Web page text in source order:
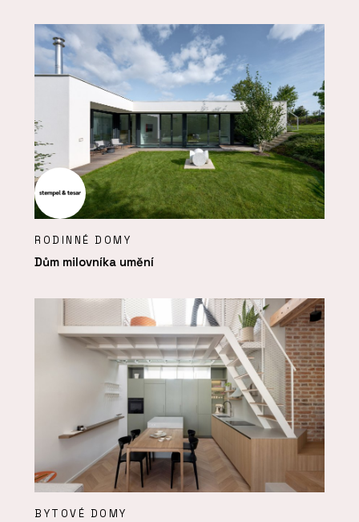
RODINNÉ DOMY
Dům milovníka umění
BYTOVÉ DOMY